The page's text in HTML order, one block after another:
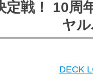
定戦！ 10周
ヤ
DECK